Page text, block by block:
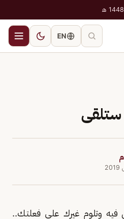
EN
فيه وتلوم غيرك على فعلتك..